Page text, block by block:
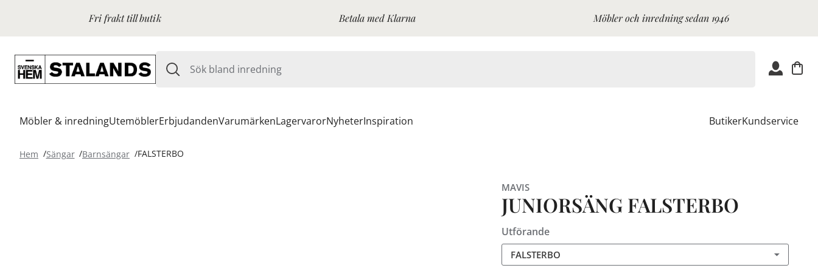
Fri frakt till butik Betala med Klarna Möbler och inredning sedan 1946
Möbler & inredningUtemöblerErbjudandenVarumärkenLagervarorNyheterInspiration ButikerKundservice
Hem Sängar Barnsängar FALSTERBO
MAVIS
JUNIORSÄNG FALSTERBO
Utförande
FALSTERBO